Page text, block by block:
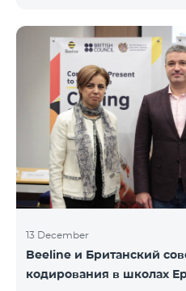
ассоциация» и при
Награждение
проделанной работе в
связей и коммуникаций,
имеющиеся в сфере
вызовы. Армянская PR-
проводила мониторинг
области событий на основе
13 December
Beeline и Британский
кодирования в школах